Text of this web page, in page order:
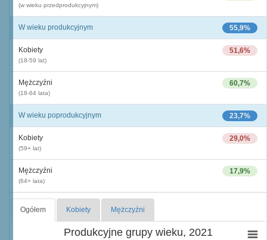
(w wieku przedprodukcyjnym)
55,9%
W wieku produkcyjnym
51,6%
Kobiety
(18-59 lat)
60,7%
Mężczyźni
(18-64 lata)
23,7%
W wieku poprodukcyjnym
29,0%
Kobiety
(59+ lat)
17,9%
Mężczyźni
(64+ lata)
Ogółem Kobiety Mężczyźni
Produkcyjne grupy wieku, 2021